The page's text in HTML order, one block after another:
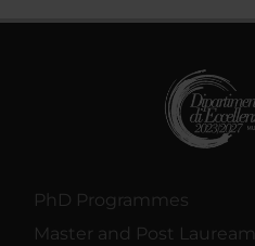
PhD Programmes
Master and Post Lauream